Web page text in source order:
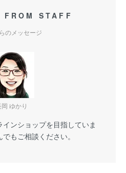
FROM STAFF
のメッセージ
ゆかり
ンショップを目指していま
もご相談ください。